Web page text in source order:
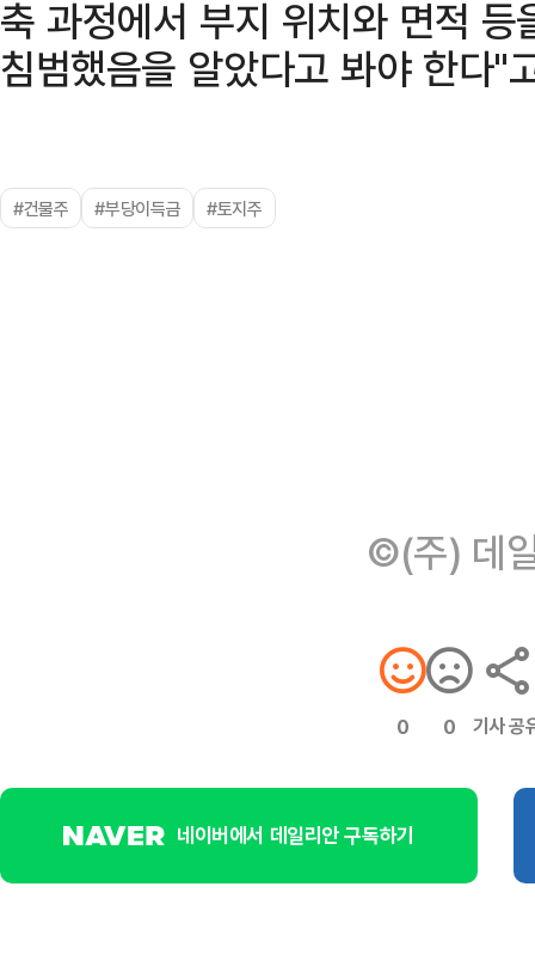
축 과정에서 부지 위치와 면적
침범했음을 알았다고 봐야 한다"
#건물주 #부당이득금 #토지주
©(주) 데
0 0 기사 공
네이버에서 데일리안 구독하기